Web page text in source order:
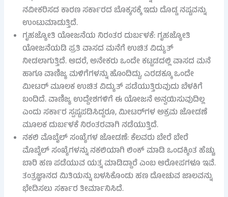
ನವೀಕರಿಸದ ಕಾರಣ ಸರ್ಕಾರದ ಬೊಕ್ಕಸಕ್ಕೆ ಇದು ದೊಡ್ಡ ನಷ್ಟವನ್ನು
ಉಂಟುಮಾಡುತ್ತಿದೆ.
ಗೃಹಜ್ಯೋತಿ ಯೋಜನೆಯ ನಿರಂತರ ದುರ್ಬಳಕೆ: ಗೃಹಜ್ಯೋತಿ
ಯೋಜನೆಯಡಿ ಪ್ರತಿ ವಾಸದ ಮನೆಗೆ ಉಚಿತ ವಿದ್ಯುತ್
ನೀಡಲಾಗುತ್ತಿದೆ. ಆದರೆ, ಅನೇಕರು ಒಂದೇ ಕಟ್ಟಡದಲ್ಲಿ ವಾಸದ ಮನೆ
ಹಾಗೂ ವಾಣಿಜ್ಯ ಮಳಿಗೆಗಳನ್ನು ಹೊಂದಿದ್ದು, ಎರಡಕ್ಕೂ ಒಂದೇ
ಮೀಟರ್ ಮೂಲಕ ಉಚಿತ ವಿದ್ಯುತ್ ಪಡೆಯುತ್ತಿರುವುದು ಬೆಳಕಿಗೆ
ಬಂದಿದೆ. ವಾಣಿಜ್ಯ ಉದ್ದೇಶಗಳಿಗೆ ಈ ಯೋಜನೆ ಅನ್ವಯಿಸುವುದಿಲ್ಲ
ಎಂದು ಸರ್ಕಾರ ಸ್ಪಷ್ಟಪಡಿಸಿದ್ದರೂ, ಮೀಟರ್‌ಗಳ ಅಕ್ರಮ ಜೋಡಣೆ
ಮೂಲಕ ದುರ್ಬಳಕೆ ನಿರಂತರವಾಗಿ ನಡೆಯುತ್ತಿದೆ.
ನಕಲಿ ಮೊಬೈಲ್ ಸಂಖ್ಯೆಗಳ ಜೋಡಣೆ: ಕೆಲವರು ಬೇರೆ ಬೇರೆ
ಮೊಬೈಲ್ ಸಂಖ್ಯೆಗಳನ್ನು ನಕಲಿಯಾಗಿ ಲಿಂಕ್ ಮಾಡಿ ಒಂದಕ್ಕಿಂತ ಹೆಚ್ಚು
ಬಾರಿ ಹಣ ಪಡೆಯುವ ಯತ್ನ ಮಾಡಿದ್ದಾರೆ ಎಂಬ ಆರೋಪಗಳೂ ಇವೆ.
ತಂತ್ರಜ್ಞಾನದ ಮಿತಿಯನ್ನು ಬಳಸಿಕೊಂಡು ಹಣ ದೋಚುವ ಜಾಲವನ್ನು
ಭೇದಿಸಲು ಸರ್ಕಾರ ತೀರ್ಮಾನಿಸಿದೆ.